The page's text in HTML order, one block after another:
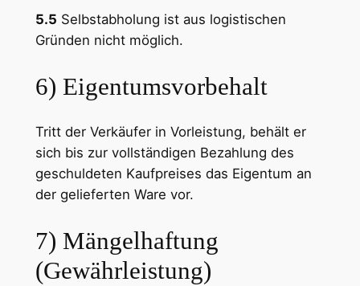
5.5 Selbstabholung ist aus logistischen
Gründen nicht möglich.
6) Eigentumsvorbehalt
Tritt der Verkäufer in Vorleistung, behält er
sich bis zur vollständigen Bezahlung des
geschuldeten Kaufpreises das Eigentum an
der gelieferten Ware vor.
7) Mängelhaftung
(Gewährleistung)